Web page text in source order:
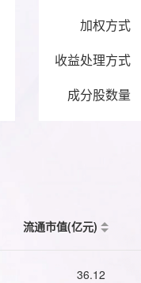
加权方式
收益处理方式
成分股数量
流通市值(亿元)
36.12